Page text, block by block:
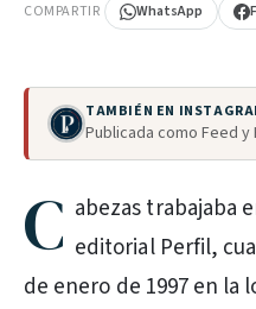
COMPARTIR WhatsApp
TAMBIÉN EN
Publicada como Feed y
C abezas trabajaba
editorial Perfil,
de enero de 1997 en la